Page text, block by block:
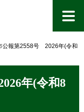
公報第2558号 2026年(令和
年(令和8